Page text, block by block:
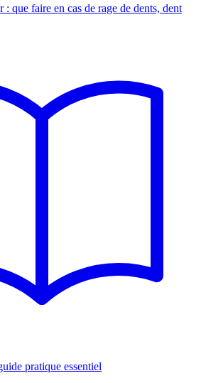
que faire en cas de rage de dents, dent
pratique essentiel